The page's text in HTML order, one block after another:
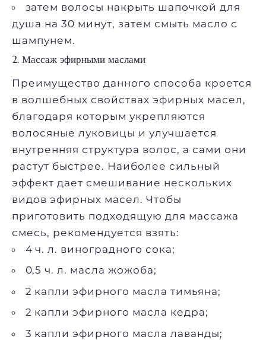
затем волосы накрыть шапочкой для
душа на 30 минут, затем смыть масло с
шампунем.
2. Массаж эфирными маслами
Преимущество данного способа кроется
в волшебных свойствах эфирных масел,
благодаря которым укрепляются
волосяные луковицы и улучшается
внутренняя структура волос, а сами они
растут быстрее. Наиболее сильный
эффект дает смешивание нескольких
видов эфирных масел. Чтобы
приготовить подходящую для массажа
смесь, рекомендуется взять:
4 ч. л. виноградного сока;
0,5 ч. л. масла жожоба;
2 капли эфирного масла тимьяна;
2 капли эфирного масла кедра;
3 капли эфирного масла лаванды;